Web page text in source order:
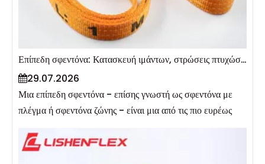
διαμορφώσεις πολλαπλών σκελών. Αυτός ο οδηγός εξηγεί
τη φυσική πίσω από τους παράγοντες γωνίας, παρέχει
πίνακες χωρητικότητας για επίπεδες σφεντόνες και
προσφέρει πρακτικές οδηγίες για τον υπολογισμό ασφαλών
φορτίων εργασίας σε πραγματικές εργασίες ξάρτιας.
Επίπεδη σφεντόνα: Κατασκευή ιμάντων, στρώσεις πτυχώσεων και χωρητικότητα φόρτωσης
29.07.2026
Μια επίπεδη σφεντόνα - επίσης γνωστή ως σφεντόνα με
πλέγμα ή σφεντόνα ζώνης - είναι μια από τις πιο ευρέως
χρησιμοποιούμενες λύσεις συνθετικής ανύψωσης στις
κατασκευές, την κατασκευή και την επιμελητεία. Η